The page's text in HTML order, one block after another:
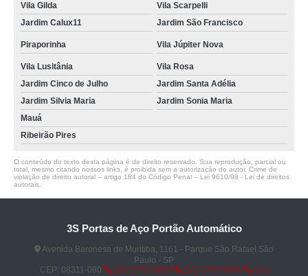
Vila Gilda
Vila Scarpelli
Jardim Calux11
Jardim São Francisco
Piraporinha Vila Júpiter Nova
Vila Lusitânia
Vila Rosa
Jardim Cinco de Julho
Jardim Santa Adélia
Jardim Silvia Maria
Jardim Sonia Maria
Mauá
Ribeirão Pires
O conteúdo do texto desta página é de direito reservado. Sua reprodução, parcial ou
total, mesmo citando nossos links, é proibida sem a autorização do autor. Crime de
violação de direito autoral – artigo 184 do Código Penal – Lei 9610/98 - Lei de direitos
autorais
3S Portas de Aço Portão Automático
Avenida Baronesa de Muritiba, 1161 - Parque São Rafael São
Paulo - SP
CEP: 08311-080
(11) 2751-9629 (11) 2753-0936
(11)